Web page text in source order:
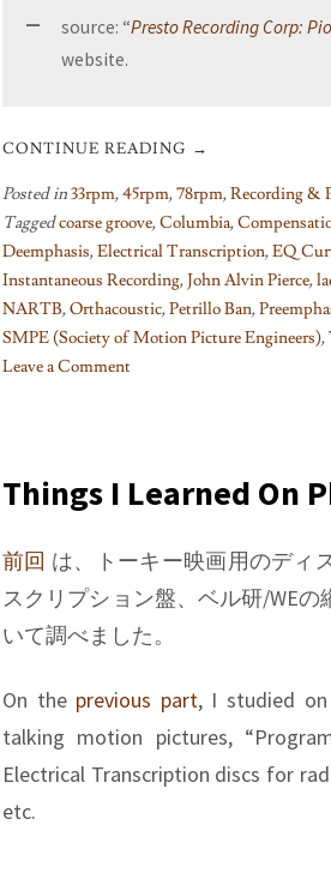
source: “Presto Recording Corp:
website.
CONTINUE READING →
Posted in33rpm,45rpm,78rpm,Recording &
Taggedcoarse groove,Columbia,
Deemphasis,Electrical Transcription,EQ
Instantaneous Recording,John Alvin Pierce,
NARTB,Orthacoustic,Petrillo Ban,
SMPE (Society of Motion Picture Engineers),
Leave a Comment
learned
on
EQ
curves,
Pt.
Things I Learned On
前回 は、トーキー映画用のディ
スクリプション盤、ベル研/WE
いて調べました。
On the previous part, I studied
talking motion pictures,
Electrical Transcription discs for
etc.